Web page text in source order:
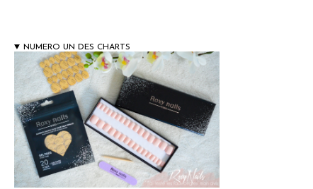
NUMERO UN DES CHARTS